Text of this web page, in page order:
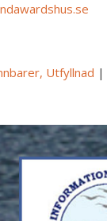
Utfyllnad |